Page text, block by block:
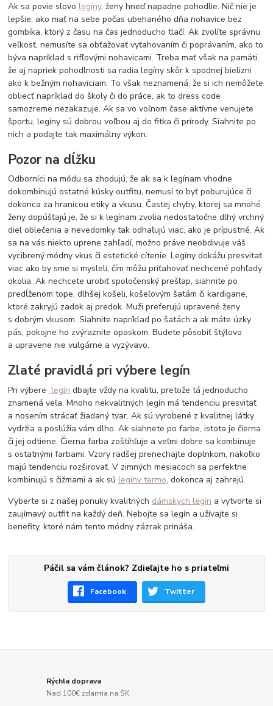
Ak sa povie slovo legíny, ženy hneď napadne pohodlie. Nič nie je
lepšie, ako mať na sebe počas ubehaného dňa nohavice bez
gombíka, ktorý z času na čas jednoducho tlačí. Ak zvolíte správnu
veľkosť, nemusíte sa obťažovať vyťahovaním či poprávaním, ako to
býva napríklad s rifľovými nohavicami. Treba mať však na pamäti,
že aj napriek pohodlnosti sa radia legíny skôr k spodnej bielizni
ako k bežným nohaviciam. To však neznamená, že si ich nemôžete
obliecť napríklad do školy či do práce, ak to dress code
samozreme nezakazuje. Ak sa vo voľnom čase aktívne venujete
športu, legíny sú dobrou voľbou aj do fitka či prírody. Siahnite po
nich a podajte tak maximálny výkon.
Pozor na dĺžku
Odborníci na módu sa zhodujú, že ak sa k legínam vhodne
dokombinujú ostatné kúsky outfitu, nemusí to byť poburujúce či
dokonca za hranicou etiky a vkusu. Častej chyby, ktorej sa mnohé
ženy dopúšťajú je, že si k legínam zvolia nedostatočne dlhý vrchný
diel oblečenia a nevedomky tak odhaľujú viac, ako je prípustné. Ak
sa na vás niekto uprene zahľadí, možno práve neobdivuje váš
vycibrený módny vkus či estetické cítenie. Legíny dokážu presvitať
viac ako by sme si mysleli, čím môžu priťahovať nechcené pohľady
okolia. Ak nechcete urobiť spoločenský prešľap, siahnite po
predĺženom tope, dlhšej košeli, košeľovým šatám či kardigane,
ktoré zakryjú zadok aj predok. Muži preferujú upravené ženy
s dobrým vkusom. Siahnite napríklad po šatách a ak máte úzky
pás, pokojne ho zvýraznite opaskom. Budete pôsobiť štýlovo
a upravene nie vulgárne a vyzývavo.
Zlaté pravidlá pri výbere legín
Pri výbere legín dbajte vždy na kvalitu, pretože tá jednoducho
znamená veľa. Mnoho nekvalitných legín má tendenciu presvitať
a nosením strácať žiadaný tvar. Ak sú vyrobené z kvalitnej látky
vydržia a poslúžia vám dlho. Ak siahnete po farbe, istota je čierna
či jej odtiene. Čierna farba zoštíhľuje a veľmi dobre sa kombinuje
s ostatnými farbami. Vzory radšej prenechajte doplnkom, nakoľko
majú tendenciu rozširovať. V zimných mesiacoch sa perfektne
kombinujú s čižmami a ak sú legíny termo, dokonca aj zahrejú.
Vyberte si z našej ponuky kvalitných dámskych legín a vytvorte si
zaujímavý outfit na každý deň. Nebojte sa legín a užívajte si
benefity, ktoré nám tento módny zázrak prináša.
Páčil sa vám článok? Zdieľajte ho s priateľmi
Facebook Twitter
Rýchla doprava
Nad 100€ zdarma na SK